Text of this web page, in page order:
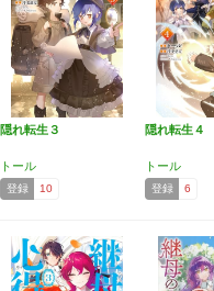
隠れ転生３
トール
登録 10
隠れ転生４
トール
登録 6